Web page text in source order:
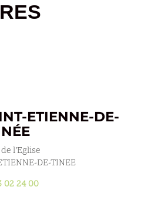
ETIENNE-DE-
l’Eglise
DE-TINEE
02 24 00